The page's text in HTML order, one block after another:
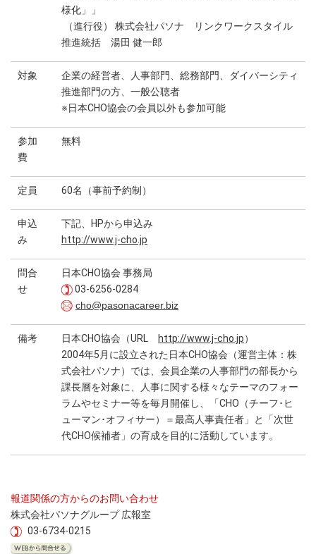
様化」」
（進行役） 株式会社パソナ リンクワークスタイル
推進統括 湯田 健一郎
対象
企業の経営者、人事部門、総務部門、ダイバーシティ
推進部門の方、一般公聴者
※日本CHO協会の会員以外も参加可能
参加
費
無料
定員 60名（事前予約制）
申込
み
下記、HPから申込み
http://www.j-cho.jp
問合
せ
日本CHO協会 事務局
03-6256-0284
cho@pasonacareer.biz
備考 日本CHO協会（URL http://www.j-cho.jp）
2004年5月に設立された日本CHO協会（運営主体：株
式会社パソナ）では、会員企業の人事部門の部長から
課長層を対象に、人事に関する様々なテーマのフォー
ラムやセミナー等を毎月開催し、「CHO（チーフ･ヒ
ューマン･オフィサー）＝最高人事責任者」と「次世
代CHO候補者」の育成を目的に活動しています。
報道関係の方からのお問い合わせ
株式会社パソナグループ 広報室
03-6734-0215